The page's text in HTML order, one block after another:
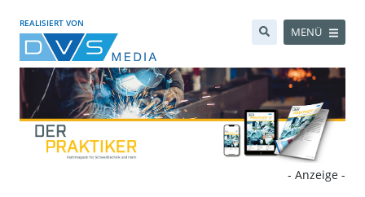
REALISIERT VON
MENÜ
- Anzeige -